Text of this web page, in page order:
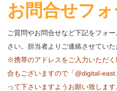
お問合せフ
ご質問やお問合せなど下記をフォ
さい。担当者よりご連絡させていた
※携帯のアドレスをご入力いただ
合もございますので「@digital-
って下さいますようお願い致します